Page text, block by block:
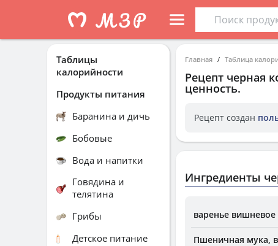
Главная Таблица
Рецепт черная
ценность.
Рецепт создан
Ингредиенты
варенье вишневое
Пшеничная мука,
Таблицы
калорийности
Продукты питания
Баранина и дичь
Бобовые
Вода и напитки
Говядина и
телятина
Грибы
Детское питание